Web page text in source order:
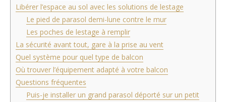
Libérer l’espace au sol avec les solutions de lestage
Le pied de parasol demi-lune contre le mur
Les poches de lestage à remplir
La sécurité avant tout, gare à la prise au vent
Quel système pour quel type de balcon
Où trouver l’équipement adapté à votre balcon
Questions fréquentes
Puis-je installer un grand parasol déporté sur un petit